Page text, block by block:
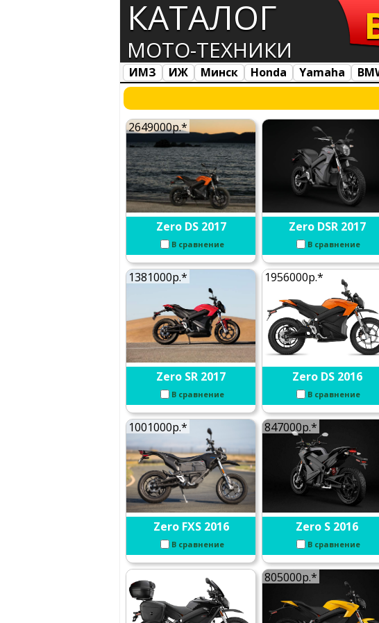
КАТАЛОГ
МОТО-ТЕХНИКИ
ИМЗ ИЖ Минск Honda Yamaha
Все марки
Загрузка...
2649000р.*
Zero DS 2017
В сравнение
Zero DSR 2017
В сравнение
1381000р.*
Zero SR 2017
В сравнение
1956000р.*
Zero DS 2016
В сравнение
1001000р.*
Zero FXS 2016
В сравнение
847000р.*
Zero S 2016
В сравнение
805000р.*